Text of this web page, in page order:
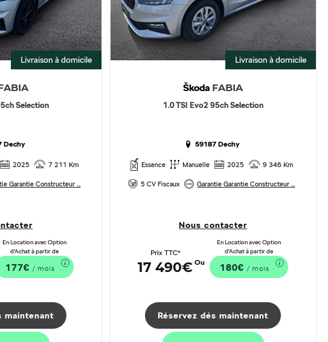
Livraison à domicile
FABIA
Selection
Dechy
2025 7 211 Km
Garantie Constructeur ...
En Location avec Option
d'Achat à partir de
177€/ mois
maintenant
Livraison à domicile
Škoda FABIA
1.0 TSI Evo2 95ch Selection
59187 Dechy
Essence Manuelle 2025 9 346 Km
5 CV Fiscaux Garantie Garantie Constructeur ...
Nous contacter
Prix TTC*
17 490€ Ou
En Location avec Option
d'Achat à partir de
180€/ mois
Réservez dés maintenant